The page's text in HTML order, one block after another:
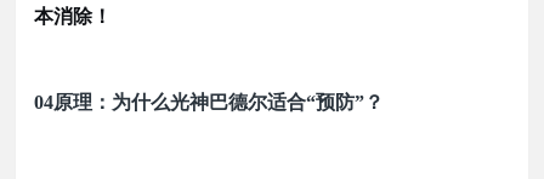
本消除！
04原理：为什么光神巴德尔适合“预防”？